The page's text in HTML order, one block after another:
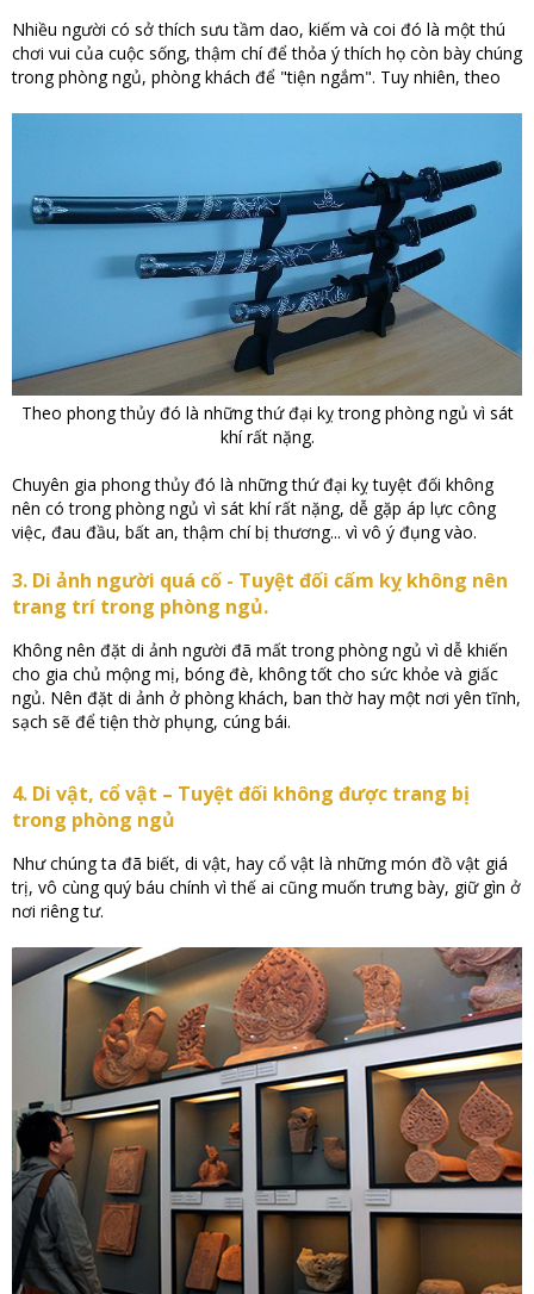
Nhiều người có sở thích sưu tầm dao, kiếm và coi đó là một thú
chơi vui của cuộc sống, thậm chí để thỏa ý thích họ còn bày chúng
trong phòng ngủ, phòng khách để "tiện ngắm". Tuy nhiên, theo
Theo phong thủy đó là những thứ đại kỵ trong phòng ngủ vì sát
khí rất nặng.
Chuyên gia phong thủy đó là những thứ đại kỵ tuyệt đối không
nên có trong phòng ngủ vì sát khí rất nặng, dễ gặp áp lực công
việc, đau đầu, bất an, thậm chí bị thương... vì vô ý đụng vào.
3. Di ảnh người quá cố - Tuyệt đối cấm kỵ không nên
trang trí trong phòng ngủ.
Không nên đặt di ảnh người đã mất trong phòng ngủ vì dễ khiến
cho gia chủ mộng mị, bóng đè, không tốt cho sức khỏe và giấc
ngủ. Nên đặt di ảnh ở phòng khách, ban thờ hay một nơi yên tĩnh,
sạch sẽ để tiện thờ phụng, cúng bái.
4. Di vật, cổ vật – Tuyệt đối không được trang bị
trong phòng ngủ
Như chúng ta đã biết, di vật, hay cổ vật là những món đồ vật giá
trị, vô cùng quý báu chính vì thế ai cũng muốn trưng bày, giữ gìn ở
nơi riêng tư.